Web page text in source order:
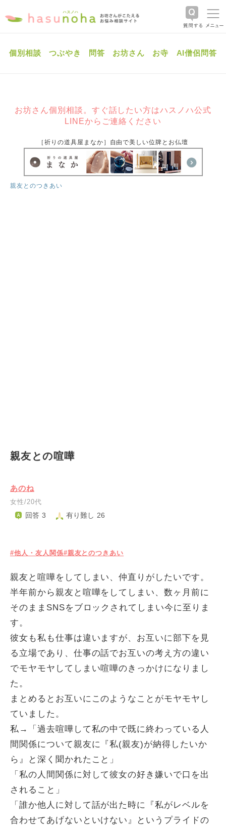
個別相談 つぶやき 問答 お坊さん お寺 AI僧侶問答
お坊さん個別相談。すぐ話したい方はハスノハ公式
LINEからご連絡ください
［祈りの道具屋まなか］自由で美しい位牌とお仏壇
親友とのつきあい
親友との喧嘩
あのね
女性/20代
回答 3 有り難し 26
#他人・友人関係#親友とのつきあい
親友と喧嘩をしてしまい、仲直りがしたいです。
半年前から親友と喧嘩をしてしまい、数ヶ月前に
そのままSNSをブロックされてしまい今に至りま
す。
彼女も私も仕事は違いますが、お互いに部下を見
る立場であり、仕事の話でお互いの考え方の違い
でモヤモヤしてしまい喧嘩のきっかけになりまし
た。
まとめるとお互いにこのようなことがモヤモヤし
ていました。
私→「過去喧嘩して私の中で既に終わっている人
間関係について親友に『私(親友)が納得したいか
ら』と深く聞かれたこと」
「私の人間関係に対して彼女の好き嫌いで口を出
されること」
「誰か他人に対して話が出た時に『私がレベルを
合わせてあげないといけない』というプライドの